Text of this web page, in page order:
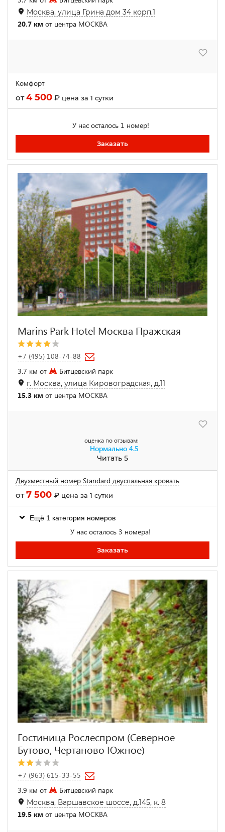
Москва, улица Грина дом 34 корп.1
20.7 км от центра МОСКВА
Комфорт
от4 500 ₽ цена за 1 сутки
У нас осталось 1 номер!
Заказать
Marins Park Hotel Москва Пражская
+7 (495) 108-74-88
3.7 км от
Битцевский парк
г. Москва, улица Кировоградская, д.11
15.3 км от центра МОСКВА
оценка по отзывам:
Нормально 4.5
Читать 5
Двухместный номер Standard двуспальная кровать
от7 500 ₽ цена за 1 сутки
Ещё 1 категория номеров
У нас осталось 3 номера!
Заказать
Гостиница Рослеспром (Северное
Бутово, Чертаново Южное)
+7 (963) 615-33-55
3.9 км от
Битцевский парк
Москва, Варшавское шоссе, д.145, к. 8
19.5 км от центра МОСКВА